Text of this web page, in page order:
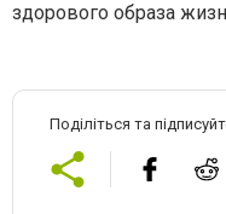
здорового образа
Поділіться та